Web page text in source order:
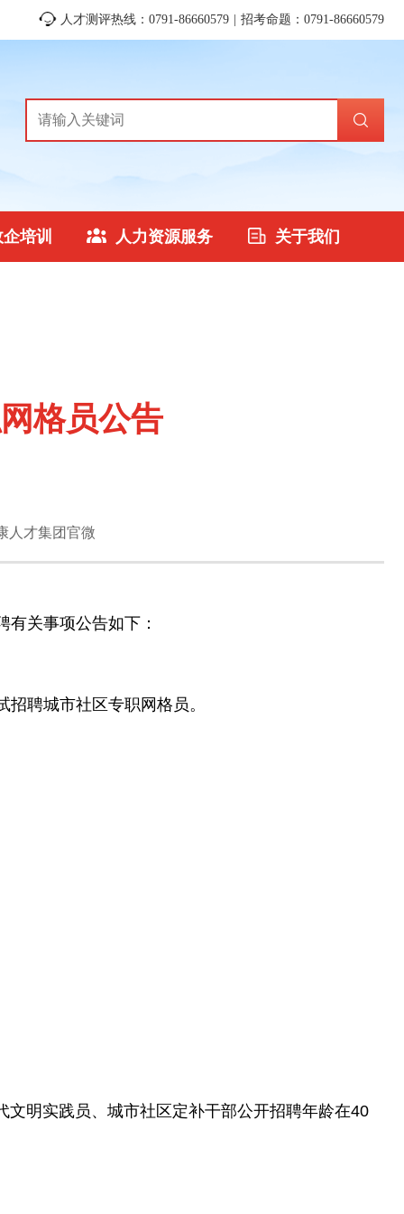
人才测评热线：0791-86660579 | 招考命题：0791-86660579
培训 人力资源服务 关于我们
格员公告
人才集团官微
关事项公告如下：
聘城市社区专职网格员。
明实践员、城市社区定补干部公开招聘年龄在40